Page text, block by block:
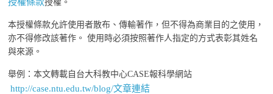
授權。
本授權條款允許使用者散布、傳輸著作，但不得為商業目的之使用，
亦不得修改該著作。 使用時必須按照著作人指定的方式表彰其姓名
與來源。
舉例：本文轉載自台大科教中心CASE報科學網站
http://case.ntu.edu.tw/blog/文章連結